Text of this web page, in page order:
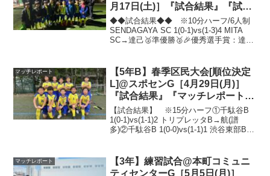
月17日(土)］『試合結果』『試合
動画』
◆◆試合結果◆◆ ※10分ハーフ/6人制
SENDAGAYA SC 1(0-1)vs(1-3)4 MITA
SC→達己🥈準優勝🥈🎉優秀選手賞：達己
⑥0-...
マッチレポート
【5年B】春季区民大会[順位決定
L]@スポセンG［4月29日(月)］
『試合結果』『マッチレポート』
『試合動画』
【試合結果】 ※15分ハーフ①千駄谷B
1(0-1)vs(1-1)2 トリプレッタB→航(譜
多)②千駄谷B 1(0-0)vs(1-1)1 渋谷東部B→
マッチレポート
【3年】練習試合@本町コミュニ
ティセンターG［5月5日(月)］